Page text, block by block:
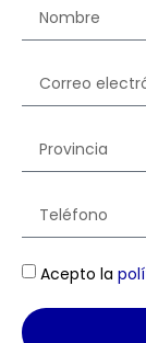
Acepto la